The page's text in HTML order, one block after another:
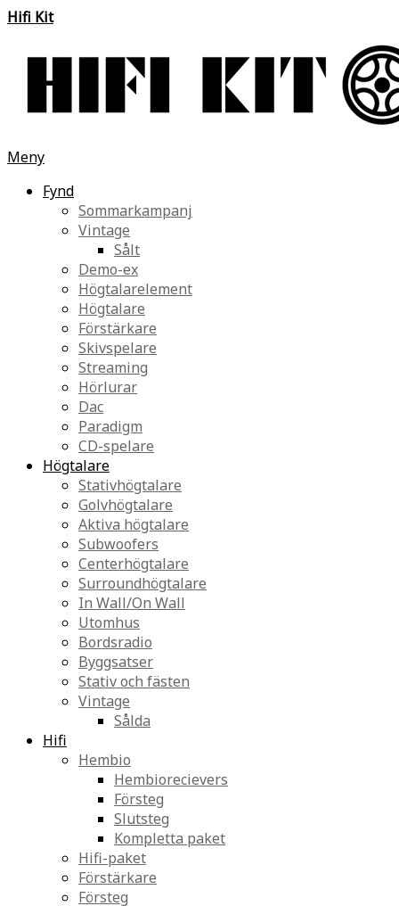
Hifi Kit
Meny
Fynd
Sommarkampanj
Vintage
Sålt
Demo-ex
Högtalarelement
Högtalare
Förstärkare
Skivspelare
Streaming
Hörlurar
Dac
Paradigm
CD-spelare
Högtalare
Stativhögtalare
Golvhögtalare
Aktiva högtalare
Subwoofers
Centerhögtalare
Surroundhögtalare
In Wall/On Wall
Utomhus
Bordsradio
Byggsatser
Stativ och fästen
Vintage
Sålda
Hifi
Hembio
Hembiorecievers
Försteg
Slutsteg
Kompletta paket
Hifi-paket
Förstärkare
Försteg